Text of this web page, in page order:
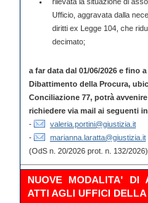
Ufficio, aggravata dalla
diritti ex Legge 104, che
decimato;
a far data dal 01/06/2026 e fino
Dibattimento della Procura,
Conciliazione 77, potrà
richiedere via mail ai seguenti
-
valeria.portini@giustizia.it
-
marianna.laratta@giustizia.it
(OdS n. 20/2026 prot. n. 132/2026)
NUOVE MODALITA' DI
ATTI AGLI UFFICI DELLA